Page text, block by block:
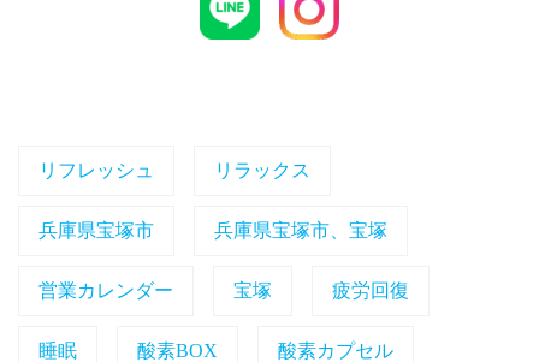
リフレッシュ リラックス
兵庫県宝塚市 兵庫県宝塚市、宝塚
営業カレンダー 宝塚 疲労回復
睡眠 酸素BOX 酸素カプセル